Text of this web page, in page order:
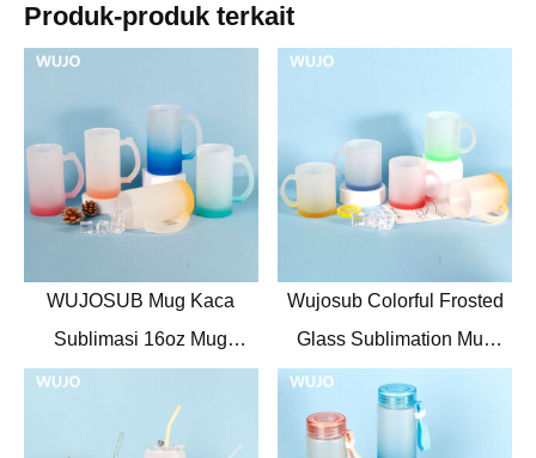
Produk-produk terkait
WUJOSUB Mug Kaca
Sublimasi 16oz Mug
Sublimasi Kaca Buram
untuk Bir
Wujosub Colorful Frosted
Glass Sublimation Mug
11oz Glass Mug for
Sublimation